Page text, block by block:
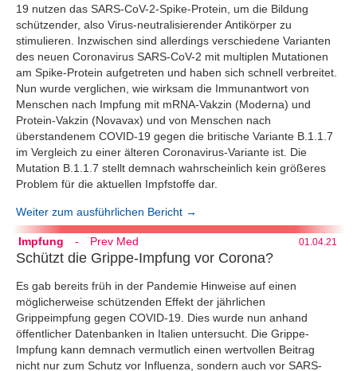
19 nutzen das SARS-CoV-2-Spike-Protein, um die Bildung
schützender, also Virus-neutralisierender Antikörper zu
stimulieren. Inzwischen sind allerdings verschiedene Varianten
des neuen Coronavirus SARS-CoV-2 mit multiplen Mutationen
am Spike-Protein aufgetreten und haben sich schnell verbreitet.
Nun wurde verglichen, wie wirksam die Immunantwort von
Menschen nach Impfung mit mRNA-Vakzin (Moderna) und
Protein-Vakzin (Novavax) und von Menschen nach
überstandenem COVID-19 gegen die britische Variante B.1.1.7
im Vergleich zu einer älteren Coronavirus-Variante ist. Die
Mutation B.1.1.7 stellt demnach wahrscheinlich kein größeres
Problem für die aktuellen Impfstoffe dar.
Weiter zum ausführlichen Bericht →
Impfung - Prev Med 01.04.21
Schützt die Grippe-Impfung vor Corona?
Es gab bereits früh in der Pandemie Hinweise auf einen
möglicherweise schützenden Effekt der jährlichen
Grippeimpfung gegen COVID-19. Dies wurde nun anhand
öffentlicher Datenbanken in Italien untersucht. Die Grippe-
Impfung kann demnach vermutlich einen wertvollen Beitrag
nicht nur zum Schutz vor Influenza, sondern auch vor SARS-